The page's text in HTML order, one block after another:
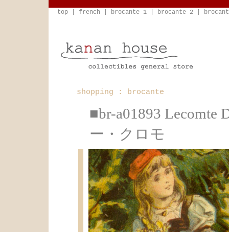
top french brocante 1 brocante 2
shopping : brocante
■br-a01893
ー・クロモ